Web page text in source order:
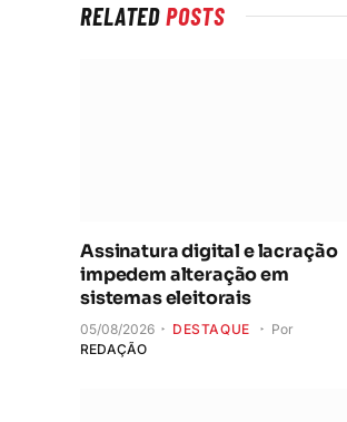
RELATEDPOSTS
Assinatura digital e lacração
impedem alteração em
sistemas eleitorais
05/08/2026 DESTAQUE
Por
REDAÇÃO